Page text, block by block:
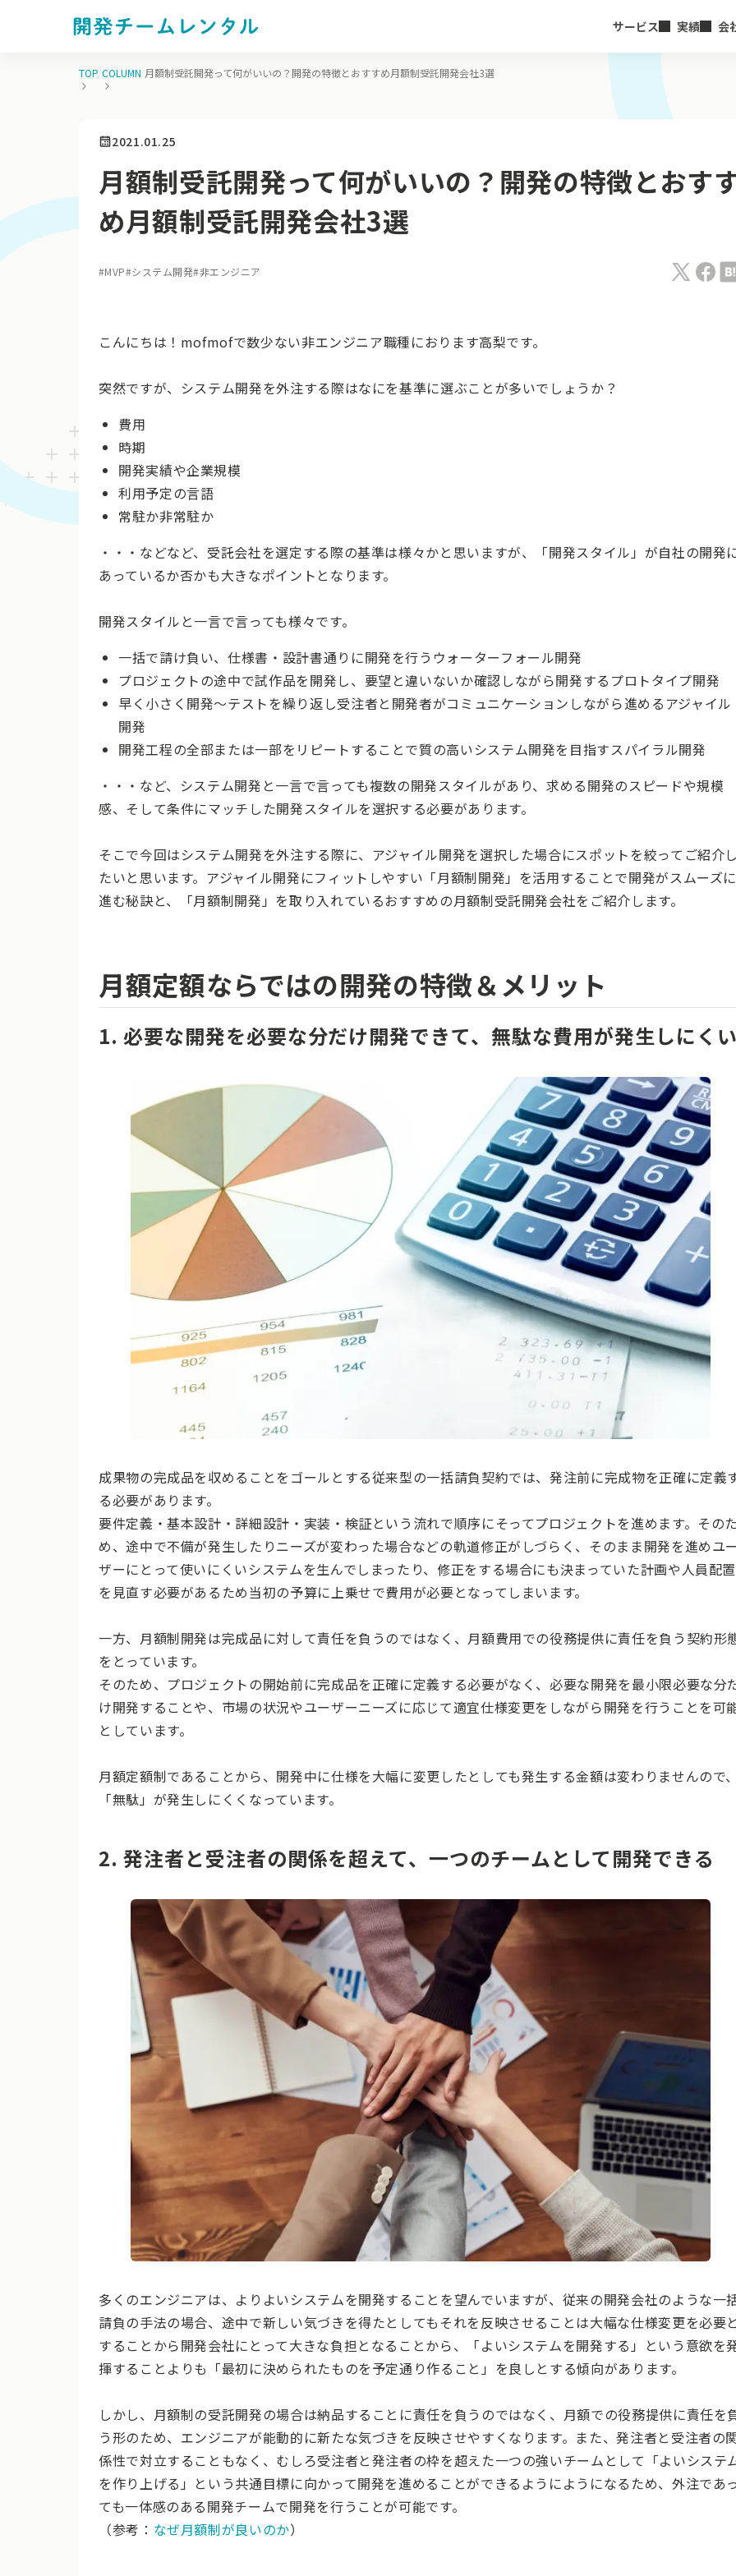
サービス 実績 会
TOP COLUMN 月額制受託開発って何がいいの？開発の特徴とおすすめ月額制受託開発会社3選
2021.01.25
月額制受託開発って何がいいの？開発の特徴とおす
め月額制受託開発会社3選
#MVP#システム開発#非エンジニア
こんにちは！mofmofで数少ない非エンジニア職種におります高梨です。
突然ですが、システム開発を外注する際はなにを基準に選ぶことが多いでしょうか？
費用
時期
開発実績や企業規模
利用予定の言語
常駐か非常駐か
・・・などなど、受託会社を選定する際の基準は様々かと思いますが、「開発スタイル」が自社の開発
あっているか否かも大きなポイントとなります。
開発スタイルと一言で言っても様々です。
一括で請け負い、仕様書・設計書通りに開発を行うウォーターフォール開発
プロジェクトの途中で試作品を開発し、要望と違いないか確認しながら開発するプロトタイプ開発
早く小さく開発〜テストを繰り返し受注者と開発者がコミュニケーションしながら進めるアジャイル
開発
開発工程の全部または一部をリピートすることで質の高いシステム開発を目指すスパイラル開発
・・・など、システム開発と一言で言っても複数の開発スタイルがあり、求める開発のスピードや規模
感、そして条件にマッチした開発スタイルを選択する必要があります。
そこで今回はシステム開発を外注する際に、アジャイル開発を選択した場合にスポットを絞ってご紹介し
たいと思います。アジャイル開発にフィットしやすい「月額制開発」を活用することで開発がスムーズに
進む秘訣と、「月額制開発」を取り入れているおすすめの月額制受託開発会社をご紹介します。
月額定額ならではの開発の特徴＆メリット
1. 必要な開発を必要な分だけ開発できて、無駄な費用が発生しにくい
成果物の完成品を収めることをゴールとする従来型の一括請負契約では、発注前に完成物を正確に定義
る必要があります。
要件定義・基本設計・詳細設計・実装・検証という流れで順序にそってプロジェクトを進めます。そのた
め、途中で不備が発生したりニーズが変わった場合などの軌道修正がしづらく、そのまま開発を進めユー
ザーにとって使いにくいシステムを生んでしまったり、修正をする場合にも決まっていた計画や人員配置
を見直す必要があるため当初の予算に上乗せで費用が必要となってしまいます。
一方、月額制開発は完成品に対して責任を負うのではなく、月額費用での役務提供に責任を負う契約形
をとっています。
そのため、プロジェクトの開始前に完成品を正確に定義する必要がなく、必要な開発を最小限必要な分
け開発することや、市場の状況やユーザーニーズに応じて適宜仕様変更をしながら開発を行うことを可
としています。
月額定額制であることから、開発中に仕様を大幅に変更したとしても発生する金額は変わりませんので、
「無駄」が発生しにくくなっています。
2. 発注者と受注者の関係を超えて、一つのチームとして開発できる
多くのエンジニアは、よりよいシステムを開発することを望んでいますが、従来の開発会社のような一
請負の手法の場合、途中で新しい気づきを得たとしてもそれを反映させることは大幅な仕様変更を必要と
することから開発会社にとって大きな負担となることから、「よいシステムを開発する」という意欲を
揮することよりも「最初に決められたものを予定通り作ること」を良しとする傾向があります。
しかし、月額制の受託開発の場合は納品することに責任を負うのではなく、月額での役務提供に責任を
う形のため、エンジニアが能動的に新たな気づきを反映させやすくなります。また、発注者と受注者の
係性で対立することもなく、むしろ受注者と発注者の枠を超えた一つの強いチームとして「よいシステ
を作り上げる」という共通目標に向かって開発を進めることができるようにようになるため、外注であ
ても一体感のある開発チームで開発を行うことが可能です。
（参考： なぜ月額制が良いのか）